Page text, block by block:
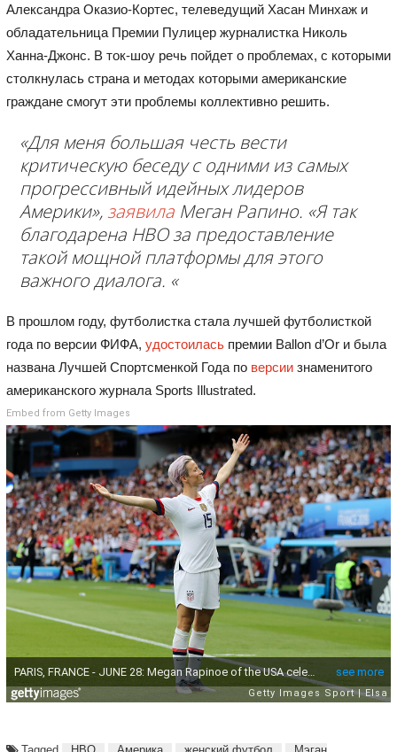
Александра Оказио-Кортес, телеведущий Хасан Минхаж и
обладательница Премии Пулицер журналистка Николь
Ханна-Джонс. В ток-шоу речь пойдет о проблемах, с которыми
столкнулась страна и методах которыми американские
граждане смогут эти проблемы коллективно решить.
«Для меня большая честь вести
критическую беседу с одними из самых
прогрессивный идейных лидеров
Америки», заявилаМеган Рапино. «Я так
благодарена HBO за предоставление
такой мощной платформы для этого
важного диалога. «
В прошлом году, футболистка стала лучшей футболисткой
года по версии ФИФА, удостоиласьпремии Ballon d’Or и была
названа Лучшей Спортсменкой Года по версиизнаменитого
американского журнала Sports Illustrated.
Embed from Getty Images